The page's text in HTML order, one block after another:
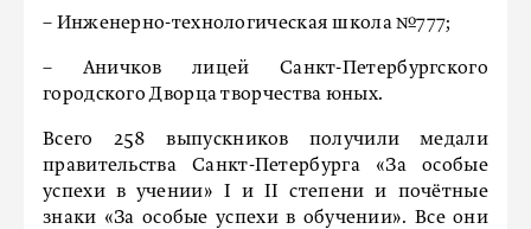
– Инженерно-технологическая школа №777;
– Аничков лицей Санкт-Петербургского
городского Дворца творчества юных.
Всего 258 выпускников получили медали
правительства Санкт-Петербурга «За особые
успехи в учении» I и II степени и почётные
знаки «За особые успехи в обучении». Все они